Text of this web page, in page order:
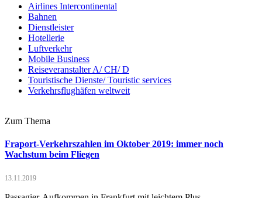
Airlines Intercontinental
Bahnen
Dienstleister
Hotellerie
Luftverkehr
Mobile Business
Reiseveranstalter A/ CH/ D
Touristische Dienste/ Touristic services
Verkehrsflughäfen weltweit
Zum Thema
Fraport-Verkehrszahlen im Oktober 2019: immer noch
Wachstum beim Fliegen
13.11.2019